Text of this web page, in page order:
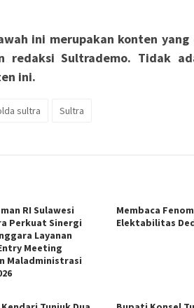
ini merupakan konten
redaksi Sultrademo. Tidak
ini.
sultra Sultra
RI Sulawesi
Perkuat Sinergi
Layanan
Meeting
Maladministrasi
Membaca
Elektabilitas